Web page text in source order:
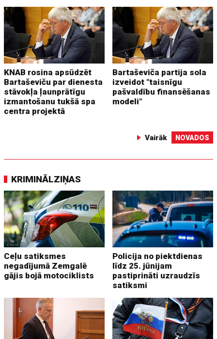
KNAB rosina apsūdzēt
Bartaševiču par dienesta
stāvokļa ļaunprātīgu
izmantošanu tukšā spa
centra projektā
Bartaševiča partija sola
izveidot "taisnīgu
pašvaldību finansēšanas
modeli"
Vairāk NOVADOS
KRIMINĀLZIŅAS
Ceļu satiksmes
negadījumā Zemgalē
gājis bojā motociklists
Policija no piektdienas
līdz 25. jūnijam
pastiprināti uzraudzīs
satiksmi